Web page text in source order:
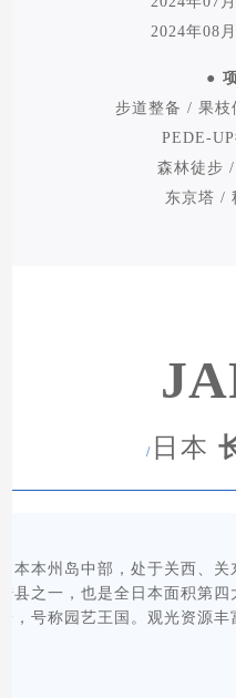
2024年08
●
步道整备 / 果枝
PEDE-
森林徒步
东京塔 /
/ 日本
本本州岛中部，处于关西、
县之一，也是全日本面积第
，号称园艺王国。观光资源